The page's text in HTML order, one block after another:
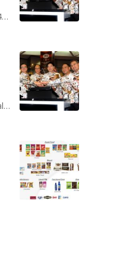
Pada Kamis, 11 Oktober 2018, saham GOOD dibuka langsung melonjak 24,68 persen atau 475 poin jadi Rp2.400 per saham
Pemesanan saham Garudafood mengalami kelebihan permintaan hingga enam kali dari total saham yang ditawarkan